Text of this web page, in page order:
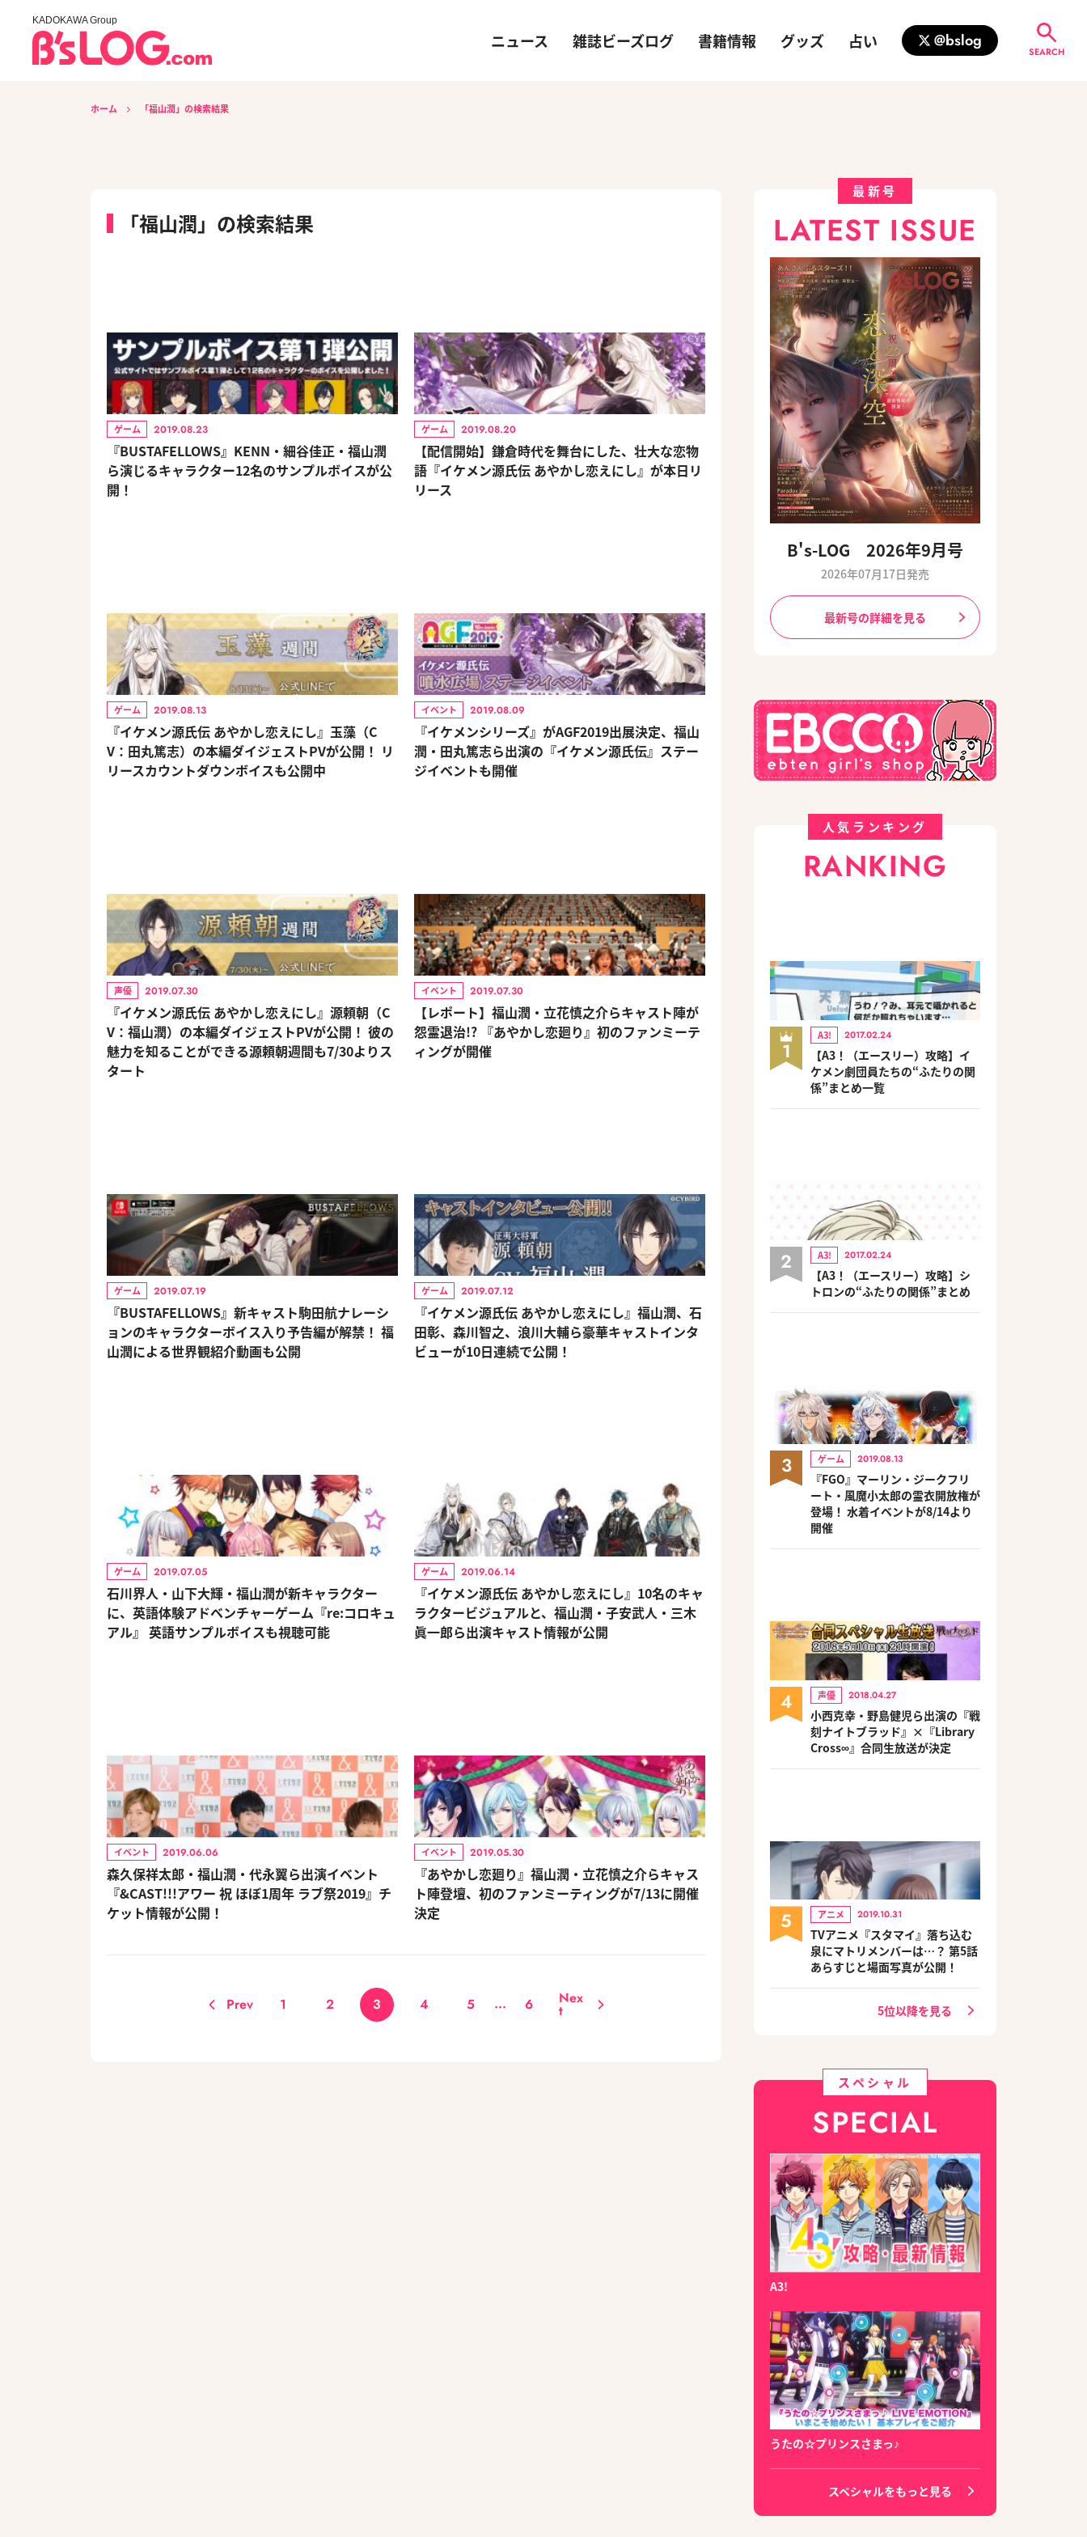
KADOKAWA Group
ニュース 雑誌ビーズログ 書籍情報 グッズ 占い @bslog
SEARCH
ホーム 「福山潤」の検索結果
「福山潤」の検索結果
ゲーム 2019.08.23
『BUSTAFELLOWS』KENN・細谷佳正・福山潤
ら演じるキャラクター12名のサンプルボイスが公
開！
ゲーム 2019.08.20
【配信開始】鎌倉時代を舞台にした、壮大な恋物
語『イケメン源氏伝 あやかし恋えにし』が本日リ
リース
ゲーム 2019.08.13
『イケメン源氏伝 あやかし恋えにし』玉藻（C
V：田丸篤志）の本編ダイジェストPVが公開！ リ
リースカウントダウンボイスも公開中
イベント 2019.08.09
『イケメンシリーズ』がAGF2019出展決定、福山
潤・田丸篤志ら出演の『イケメン源氏伝』ステー
ジイベントも開催
声優 2019.07.30
『イケメン源氏伝 あやかし恋えにし』源頼朝（C
V：福山潤）の本編ダイジェストPVが公開！ 彼の
魅力を知ることができる源頼朝週間も7/30よりス
タート
イベント 2019.07.30
【レポート】福山潤・立花慎之介らキャスト陣が
怨霊退治!? 『あやかし恋廻り』初のファンミーテ
ィングが開催
ゲーム 2019.07.19
『BUSTAFELLOWS』新キャスト駒田航ナレーシ
ョンのキャラクターボイス入り予告編が解禁！ 福
山潤による世界観紹介動画も公開
ゲーム 2019.07.12
『イケメン源氏伝 あやかし恋えにし』福山潤、石
田彰、森川智之、浪川大輔ら豪華キャストインタ
ビューが10日連続で公開！
ゲーム 2019.07.05
石川界人・山下大輝・福山潤が新キャラクター
に、英語体験アドベンチャーゲーム『re:コロキュ
アル』 英語サンプルボイスも視聴可能
ゲーム 2019.06.14
『イケメン源氏伝 あやかし恋えにし』10名のキャ
ラクタービジュアルと、福山潤・子安武人・三木
眞一郎ら出演キャスト情報が公開
イベント 2019.06.06
森久保祥太郎・福山潤・代永翼ら出演イベント
『&CAST!!!アワー 祝 ほぼ1周年 ラブ祭2019』チ
ケット情報が公開！
イベント 2019.05.30
『あやかし恋廻り』福山潤・立花慎之介らキャス
ト陣登壇、初のファンミーティングが7/13に開催
決定
Prev 1 2 3 4 5 ... 6 Nex
t
最新号
LATEST ISSUE
B's-LOG 2026年9月号
2026年07月17日発売
最新号の詳細を見る
人気ランキング
RANKING
1
A3! 2017.02.24
【A3！（エースリー）攻略】イ
ケメン劇団員たちの“ふたりの関
係”まとめ一覧
2 A3! 2017.02.24
【A3！（エースリー）攻略】シ
トロンの“ふたりの関係”まとめ
3 ゲーム 2019.08.13
『FGO』マーリン・ジークフリ
ート・風魔小太郎の霊衣開放権が
登場！ 水着イベントが8/14より
開催
4 声優 2018.04.27
小西克幸・野島健児ら出演の『戦
刻ナイトブラッド』×『Library
Cross∞』合同生放送が決定
5 アニメ 2019.10.31
TVアニメ『スタマイ』落ち込む
泉にマトリメンバーは…？ 第5話
あらすじと場面写真が公開！
5位以降を見る
スペシャル
SPECIAL
A3!
うたの☆プリンスさまっ♪
スペシャルをもっと見る